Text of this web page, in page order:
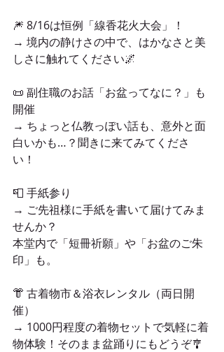
🎆 8/16は恒例「線香花火大会」！
→ 境内の静けさの中で、はかなさと美
しさに触れてください🌌
📜 副住職のお話「お盆ってなに？」も
開催
→ ちょっと仏教っぽい話も、意外と面
白いかも…？聞きに来てみてくださ
い！
📮 手紙参り
→ ご先祖様に手紙を書いて届けてみま
せんか？
本堂内で「短冊祈願」や「お盆のご朱
印」も。
👘 古着物市＆浴衣レンタル（両日開
催）
→ 1000円程度の着物セットで気軽に着
物体験！そのまま盆踊りにもどうぞ🎐